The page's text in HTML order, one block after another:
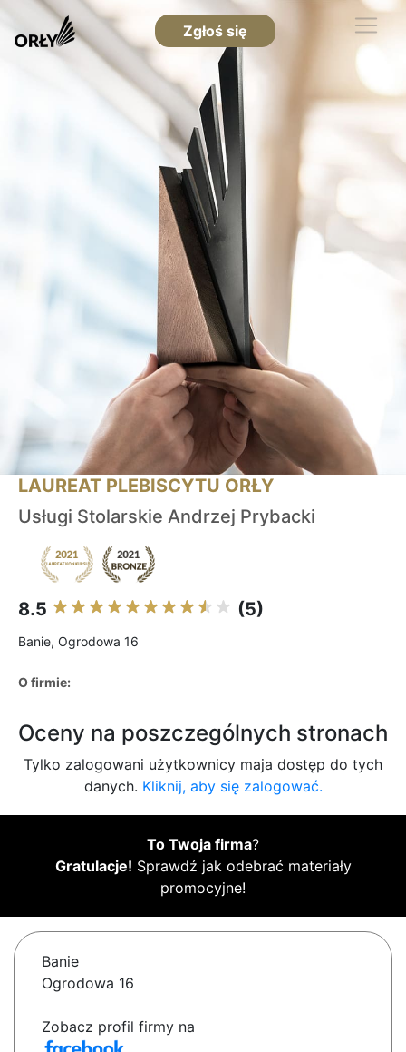
Zgłoś się
LAUREAT PLEBISCYTU ORŁY
Usługi Stolarskie Andrzej Prybacki
8.5 (5)
Banie, Ogrodowa 16
O firmie:
Oceny na poszczególnych stronach
Tylko zalogowani użytkownicy maja dostęp do tych
danych. Kliknij, aby się zalogować.
To Twoja firma?
Gratulacje! Sprawdź jak odebrać materiały
promocyjne!
Banie
Ogrodowa 16
Zobacz profil firmy na